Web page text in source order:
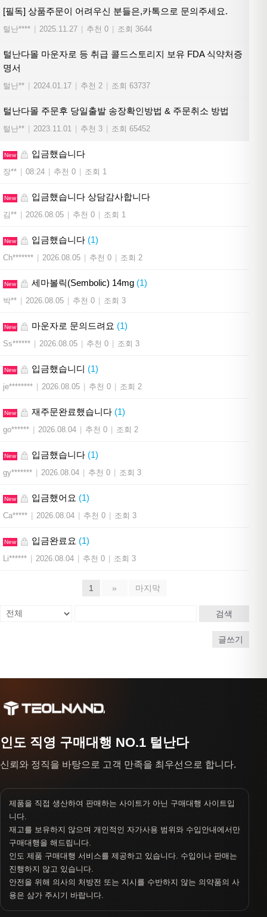
[필독] 상품주문이 어려우신 분들은,카톡으로 문의주세요.
털난**** 2025.11.27 추천 0 조회 3644
털난다몰 마운자로 등 취급 콜드스토리지 보유 FDA 식약처증
명서
털난** 2024.01.17 추천 2 조회 63737
털난다몰 주문후 당일출발 송장확인방법 & 주문취소 방법
털난** 2023.11.01 추천 3 조회 65452
New 입금했습니다
장** 08:24 추천 0 조회 1
New 입금했습니다 상담감사합니다
김** 2026.08.05 추천 0 조회 1
New 입금했습니다 (1)
Ch******* 2026.08.05 추천 0 조회 2
New 세마볼릭(Sembolic) 14mg (1)
박** 2026.08.05 추천 0 조회 3
New 마운자로 문의드려요 (1)
Ss****** 2026.08.05 추천 0 조회 3
New 입금했습니디 (1)
je******** 2026.08.05 추천 0 조회 2
New 재주문완료했습니다 (1)
go****** 2026.08.04 추천 0 조회 2
New 입금했습니다 (1)
gy******* 2026.08.04 추천 0 조회 3
New 입금했어요 (1)
Ca***** 2026.08.04 추천 0 조회 3
New 입금완료요 (1)
Li****** 2026.08.04 추천 0 조회 3
1 » 마지막
검색
글쓰기
인도 직영 구매대행 NO.1 털난다
신뢰와 정직을 바탕으로 고객 만족을 최우선으로 합니다.
제품을 직접 생산하여 판매하는 사이트가 아닌 구매대행 사이트입
니다.
재고를 보유하지 않으며 개인적인 자가사용 범위와 수입안내에서만
구매대행을 해드립니다.
인도 제품 구매대행 서비스를 제공하고 있습니다. 수입이나 판매는
진행하지 않고 있습니다.
안전을 위해 의사의 처방전 또는 지시를 수반하지 않는 의약품의 사
용은 삼가 주시기 바랍니다.